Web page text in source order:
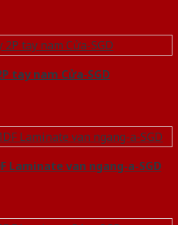
tay nam Cửa-SGD
Laminate van ngang-a-SGD